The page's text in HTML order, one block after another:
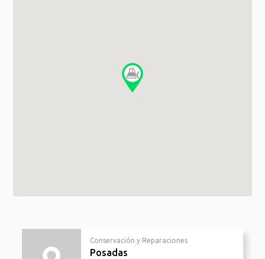
Conservación y Reparaciones
Posadas